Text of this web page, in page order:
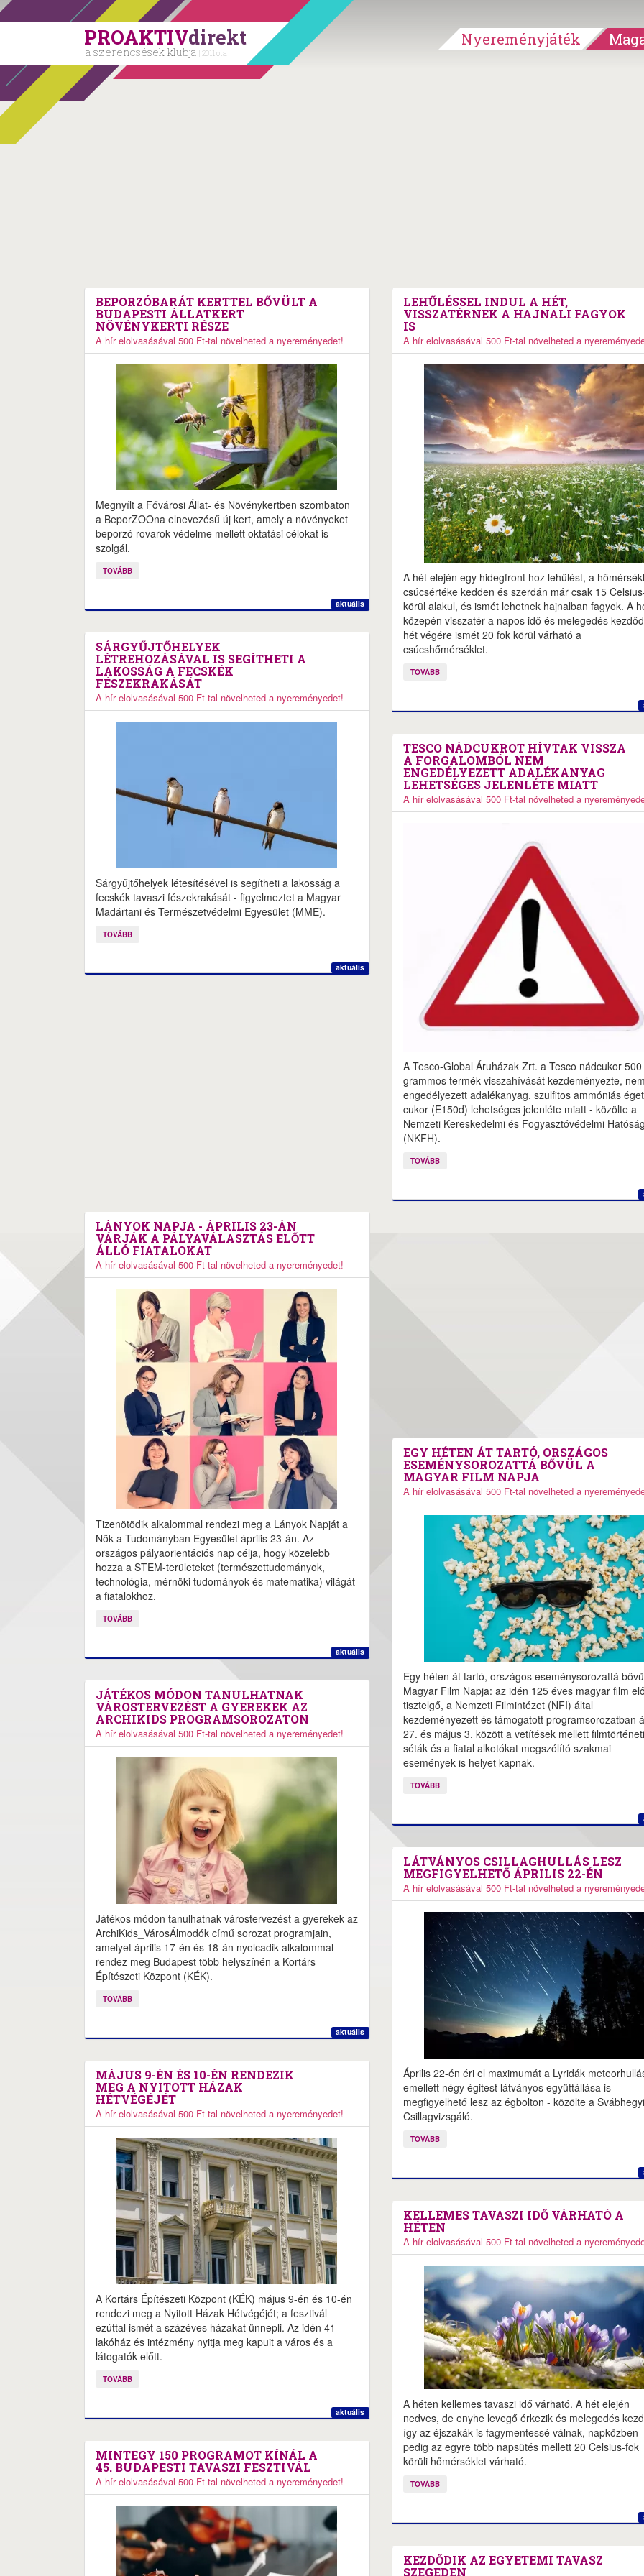
PROAKTIVdirekt
a szerencsések klubja | 2011 óta
Nyereményjáték
BEPORZÓBARÁT KERTTEL BŐVÜLT A
BUDAPESTI ÁLLATKERT
NÖVÉNYKERTI RÉSZE
A hír elolvasásával 500 Ft-tal növelheted a nyereményedet!
Megnyílt a Fővárosi Állat- és Növénykertben szombaton
a BeporZOOna elnevezésű új kert, amely a növényeket
beporzó rovarok védelme mellett oktatási célokat is
szolgál.
TOVÁBB
aktuális
SÁRGYŰJTŐHELYEK
LÉTREHOZÁSÁVAL IS SEGÍTHETI A
LAKOSSÁG A FECSKÉK
FÉSZEKRAKÁSÁT
A hír elolvasásával 500 Ft-tal növelheted a nyereményedet!
Sárgyűjtőhelyek létesítésével is segítheti a lakosság a
fecskék tavaszi fészekrakását - figyelmeztet a Magyar
Madártani és Természetvédelmi Egyesület (MME).
TOVÁBB
aktuális
LÁNYOK NAPJA - ÁPRILIS 23-ÁN
VÁRJÁK A PÁLYAVÁLASZTÁS ELŐTT
ÁLLÓ FIATALOKAT
A hír elolvasásával 500 Ft-tal növelheted a nyereményedet!
Tizenötödik alkalommal rendezi meg a Lányok Napját a
Nők a Tudományban Egyesület április 23-án. Az
országos pályaorientációs nap célja, hogy közelebb
hozza a STEM-területeket (természettudományok,
technológia, mérnöki tudományok és matematika) világát
a fiatalokhoz.
TOVÁBB
aktuális
JÁTÉKOS MÓDON TANULHATNAK
VÁROSTERVEZÉST A GYEREKEK AZ
ARCHIKIDS PROGRAMSOROZATON
A hír elolvasásával 500 Ft-tal növelheted a nyereményedet!
Játékos módon tanulhatnak várostervezést a gyerekek az
ArchiKids_VárosÁlmodók című sorozat programjain,
amelyet április 17-én és 18-án nyolcadik alkalommal
rendez meg Budapest több helyszínén a Kortárs
Építészeti Központ (KÉK).
TOVÁBB
aktuális
MÁJUS 9-ÉN ÉS 10-ÉN RENDEZIK
MEG A NYITOTT HÁZAK
HÉTVÉGÉJÉT
A hír elolvasásával 500 Ft-tal növelheted a nyereményedet!
A Kortárs Építészeti Központ (KÉK) május 9-én és 10-én
rendezi meg a Nyitott Házak Hétvégéjét; a fesztivál
ezúttal ismét a százéves házakat ünnepli. Az idén 41
lakóház és intézmény nyitja meg kapuit a város és a
látogatók előtt.
TOVÁBB
aktuális
MINTEGY 150 PROGRAMOT KÍNÁL A
45. BUDAPESTI TAVASZI FESZTIVÁL
A hír elolvasásával 500 Ft-tal növelheted a nyereményedet!
LEHŰLÉSSEL INDUL A HÉT,
VISSZATÉRNEK A HAJNALI FAGYOK
IS
A hír elolvasásával 500 Ft-tal növelheted a
A hét elején egy hidegfront hoz lehűlést, a
csúcsértéke kedden és szerdán már csak 15
körül alakul, és ismét lehetnek hajnalban fagyok. A
közepén visszatér a napos idő és melegedés
hét végére ismét 20 fok körül várható a
csúcshőmérséklet.
TOVÁBB
TESCO NÁDCUKROT HÍVTAK VISSZA
A FORGALOMBÓL NEM
ENGEDÉLYEZETT ADALÉKANYAG
LEHETSÉGES JELENLÉTE MIATT
A hír elolvasásával 500 Ft-tal növelheted a
A Tesco-Global Áruházak Zrt. a Tesco nádcukor 500
grammos termék visszahívását kezdeményezte, nem
engedélyezett adalékanyag, szulfitos ammóniás
cukor (E150d) lehetséges jelenléte miatt - közölte a
Nemzeti Kereskedelmi és Fogyasztóvédelmi Hatóság
(NKFH).
TOVÁBB
EGY HÉTEN ÁT TARTÓ, ORSZÁGOS
ESEMÉNYSOROZATTÁ BŐVÜL A
MAGYAR FILM NAPJA
A hír elolvasásával 500 Ft-tal növelheted a
Egy héten át tartó, országos eseménysorozattá
Magyar Film Napja: az idén 125 éves magyar film
tisztelgő, a Nemzeti Filmintézet (NFI) által
kezdeményezett és támogatott programsorozatban
27. és május 3. között a vetítések mellett filmtörténeti
séták és a fiatal alkotókat megszólító szakmai
események is helyet kapnak.
TOVÁBB
LÁTVÁNYOS CSILLAGHULLÁS LESZ
MEGFIGYELHETŐ ÁPRILIS 22-ÉN
A hír elolvasásával 500 Ft-tal növelheted a
Április 22-én éri el maximumát a Lyridák
emellett négy égitest látványos együttállása is
megfigyelhető lesz az égbolton - közölte a Svábhegyi
Csillagvizsgáló.
TOVÁBB
KELLEMES TAVASZI IDŐ VÁRHATÓ A
HÉTEN
A hír elolvasásával 500 Ft-tal növelheted a
A héten kellemes tavaszi idő várható. A hét elején
nedves, de enyhe levegő érkezik és melegedés
így az éjszakák is fagymentessé válnak, napközben
pedig az egyre több napsütés mellett 20 Celsius-fok
körüli hőmérséklet várható.
TOVÁBB
KEZDŐDIK AZ EGYETEMI TAVASZ
SZEGEDEN